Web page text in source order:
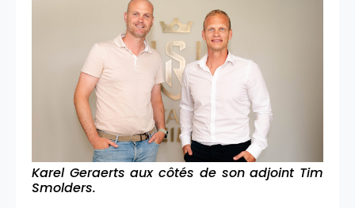
Karel Geraerts aux côtés de son adjoint Tim
Smolders.